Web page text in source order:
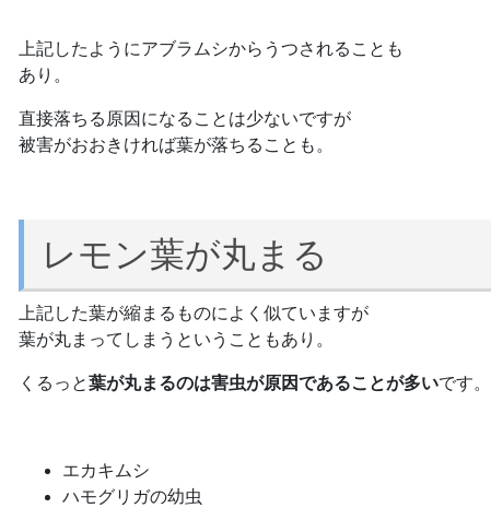
上記したようにアブラムシからうつされることも
あり。
直接落ちる原因になることは少ないですが
被害がおおきければ葉が落ちることも。
レモン葉が丸まる
上記した葉が縮まるものによく似ていますが
葉が丸まってしまうということもあり。
くるっと葉が丸まるのは害虫が原因であることが多いです。
エカキムシ
ハモグリガの幼虫